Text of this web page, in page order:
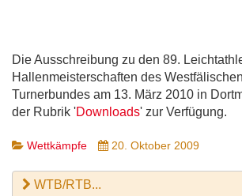
Die Ausschreibung zu den 89.
Hallenmeisterschaften des
Turnerbundes am 13. März 2010 in
der Rubrik 'Downloads' zur Verfügung.
Wettkämpfe 20. Oktober 2009
WTB/RTB...